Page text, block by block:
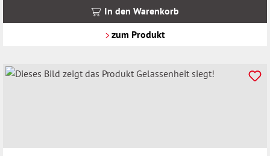
In den Warenkorb
zum Produkt